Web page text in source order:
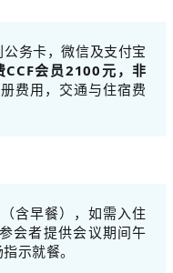
务卡，微信及支付宝
CCF会员2100元，非
册费用，交通与住宿费
含早餐），如需入住
会者提供会议期间午
示就餐。